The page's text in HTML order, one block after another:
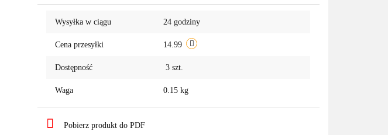
Do
Wysyłka w ciągu 24 godziny
Cena przesyłki 14.99
Dostępność 3 szt.
Waga 0.15 kg
Pobierz produkt do PDF